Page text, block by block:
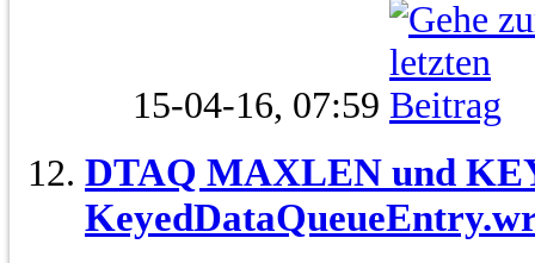
15-04-16, 07:59
DTAQ MAXLEN und